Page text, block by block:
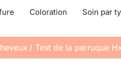
Coloration Soin par
Test de la perruque